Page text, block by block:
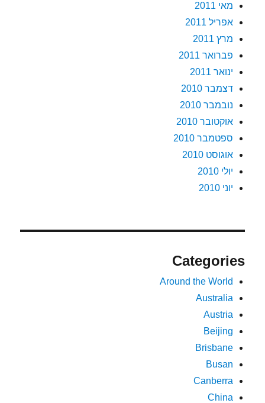
מאי 2011
אפריל 2011
מרץ 2011
פברואר 2011
ינואר 2011
דצמבר 2010
נובמבר 2010
אוקטובר 2010
ספטמבר 2010
אוגוסט 2010
יולי 2010
יוני 2010
Categories
Around the World
Australia
Austria
Beijing
Brisbane
Busan
Canberra
China